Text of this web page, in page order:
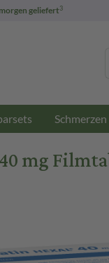
morgen geliefert3
mg